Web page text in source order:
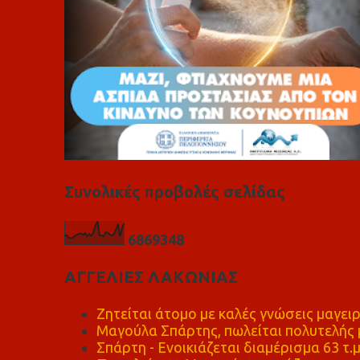
Συνολικές προβολές σελίδας
6869348
ΑΓΓΕΛΙΕΣ ΛΑΚΩΝΙΑΣ
Ζητείται άτομο με καλές γνώσεις
Μαγούλα Σπάρτης, πωλείται πολυτελής
Σπάρτη - Ενοικιάζεται διαμέρισμα 63 τ.μ